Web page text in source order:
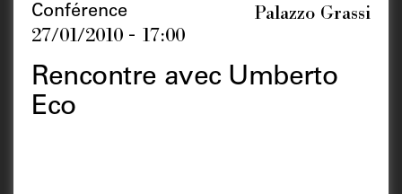
Conférence
27/01/2010 - 17:00
Palazzo Grassi
Rencontre avec Umberto
Eco